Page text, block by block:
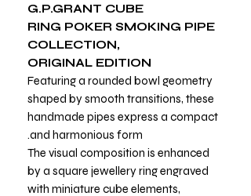
G.P.GRANT CUBE
RING POKER SMOKING PIPE
COLLECTION,
ORIGINAL EDITION
Featuring a rounded bowl geometry
shaped by smooth transitions, these
handmade pipes express a compact
and harmonious form.
The visual composition is enhanced
by a square jewellery ring engraved
with miniature cube elements,